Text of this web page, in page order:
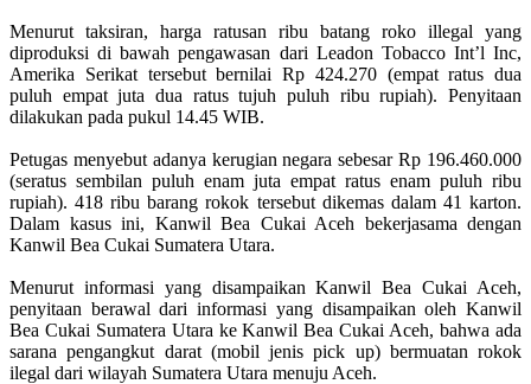
Menurut taksiran, harga ratusan ribu batang roko illegal yang
diproduksi di bawah pengawasan dari Leadon Tobacco Int’l Inc,
Amerika Serikat tersebut bernilai Rp 424.270 (empat ratus dua
puluh empat juta dua ratus tujuh puluh ribu rupiah). Penyitaan
dilakukan pada pukul 14.45 WIB.
Petugas menyebut adanya kerugian negara sebesar Rp 196.460.000
(seratus sembilan puluh enam juta empat ratus enam puluh ribu
rupiah). 418 ribu barang rokok tersebut dikemas dalam 41 karton.
Dalam kasus ini, Kanwil Bea Cukai Aceh bekerjasama dengan
Kanwil Bea Cukai Sumatera Utara.
Menurut informasi yang disampaikan Kanwil Bea Cukai Aceh,
penyitaan berawal dari informasi yang disampaikan oleh Kanwil
Bea Cukai Sumatera Utara ke Kanwil Bea Cukai Aceh, bahwa ada
sarana pengangkut darat (mobil jenis pick up) bermuatan rokok
ilegal dari wilayah Sumatera Utara menuju Aceh.